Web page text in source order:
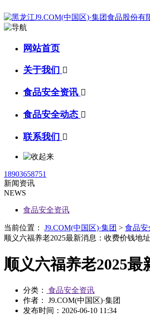
网站首页
关于我们 
食品安全资讯 
食品安全动态 
联系我们 
18903658751
新闻资讯
NEWS
食品安全资讯
当前位置： J9.COM(中国区)·集团 > 食品安
顺义六福养老2025最新消息：收费价钱地
顺义六福养老2025
分类：
食品安全资讯
作者： J9.COM(中国区)·集团
发布时间： 2026-06-10 11:34